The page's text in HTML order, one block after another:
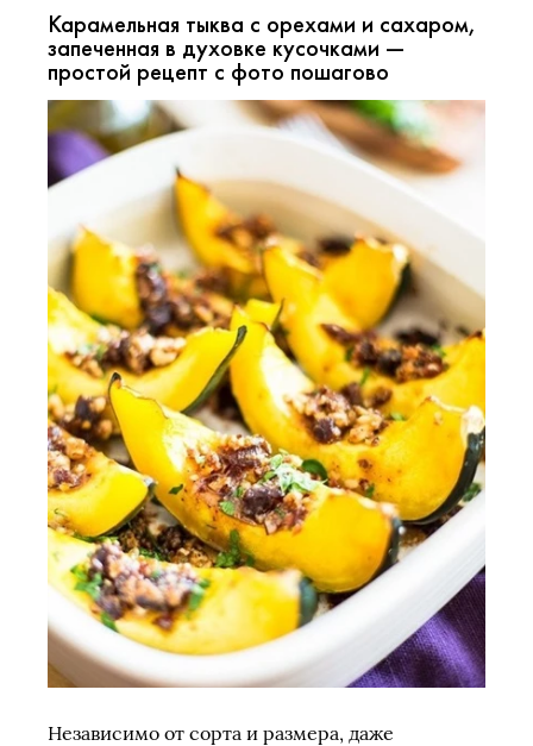
Карамельная тыква с орехами и сахаром,
запеченная в духовке кусочками —
простой рецепт с фото пошагово
Независимо от сорта и размера, даже